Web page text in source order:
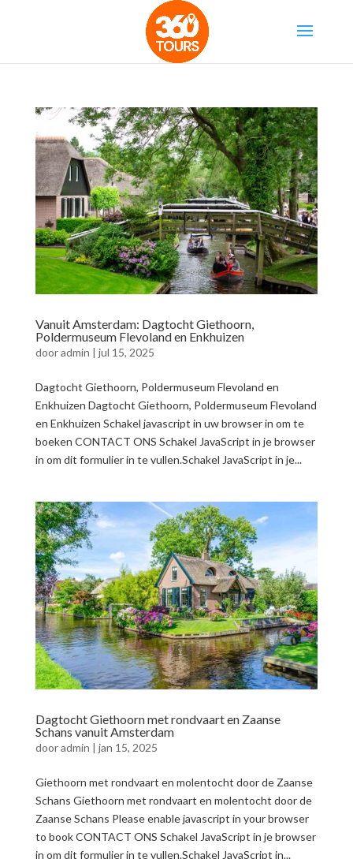
Vanuit Amsterdam: Dagtocht Giethoorn,
Poldermuseum Flevoland en Enkhuizen
dooradmin | jul 15, 2025
Dagtocht Giethoorn, Poldermuseum Flevoland en
Enkhuizen Dagtocht Giethoorn, Poldermuseum Flevoland
en Enkhuizen Schakel javascript in uw browser in om te
boeken CONTACT ONS Schakel JavaScript in je browser
in om dit formulier in te vullen.Schakel JavaScript in je...
Dagtocht Giethoorn met rondvaart en Zaanse
Schans vanuit Amsterdam
dooradmin | jan 15, 2025
Giethoorn met rondvaart en molentocht door de Zaanse
Schans Giethoorn met rondvaart en molentocht door de
Zaanse Schans Please enable javascript in your browser
to book CONTACT ONS Schakel JavaScript in je browser
in om dit formulier in te vullen.Schakel JavaScript in...